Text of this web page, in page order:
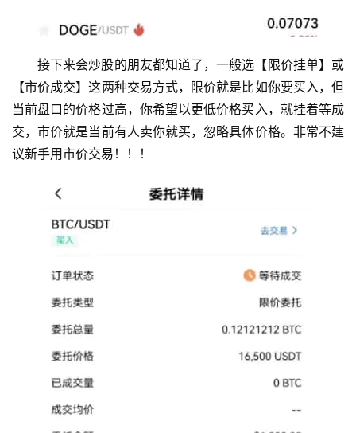
接下来会炒股的朋友都知道了，一般选【限价挂单】或
【市价成交】这两种交易方式，限价就是比如你要买入，但
当前盘口的价格过高，你希望以更低价格买入，就挂着等成
交，市价就是当前有人卖你就买，忽略具体价格。非常不建
议新手用市价交易！！！